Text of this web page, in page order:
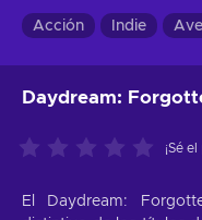
Acción Indie
Daydream:
¡Sé
El Daydream: